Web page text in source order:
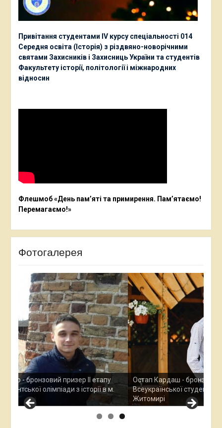
Привітання студентами ІV курсу спеціальності 014
Середня освіта (Історія) з різдвяно-новорічними
святами Захисників і Захисниць України та студентів
Факультету історії, політології і міжнародних
відносин
Флешмоб «День пам’яті та примирення. Пам’ятаємо!
Перемагаємо!»
Фотогалерея
Остап Кардаш - бронзовий призер ІІ етапу
Всеукраїнської студентської олімпади з історії в м.
Житомирі